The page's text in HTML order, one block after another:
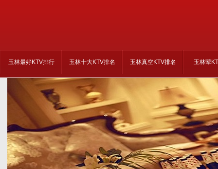
玉林最好KTV排行 玉林十大KTV排名 玉林真空KTV排名 玉林荤